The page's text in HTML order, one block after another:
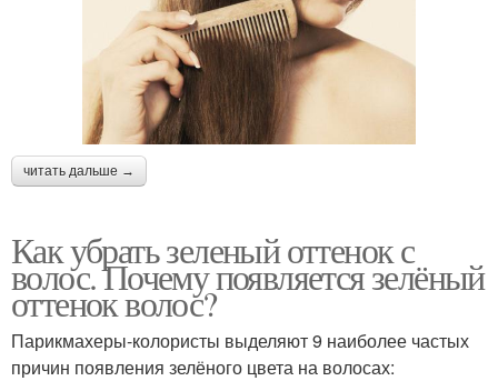
читать дальше →
Как убрать зеленый оттенок с
волос. Почему появляется зелёный
оттенок волос?
Парикмахеры-колористы выделяют 9 наиболее частых
причин появления зелёного цвета на волосах: